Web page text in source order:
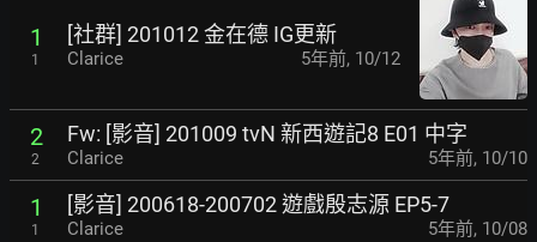
1
1
[社群] 201012 金在德 IG更新
Clarice 5年前, 10/12
2
2
Fw: [影音] 201009 tvN 新西遊記8 E01 中字
Clarice 5年前, 10/10
1
1
[影音] 200618-200702 遊戲殷志源 EP5-7
Clarice 5年前, 10/08